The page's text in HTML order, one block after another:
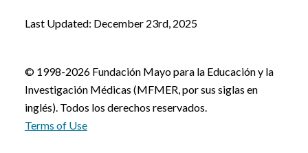
Last Updated: December 23rd, 2025
© 1998-2026 Fundación Mayo para la Educación y la
Investigación Médicas (MFMER, por sus siglas en
inglés). Todos los derechos reservados.
Terms of Use